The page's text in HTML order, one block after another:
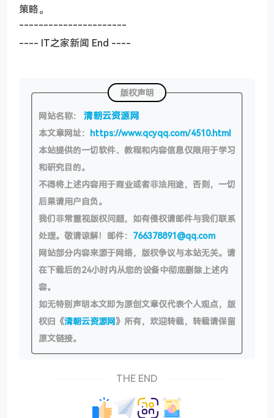
策略。
----------------------
---- IT之家新闻 End ----
版权声明
网站名称： 清朝云资源网
本文章网址： https://www.qcyqq.com/4510.html
本站提供的一切软件、教程和内容信息仅限用于学习
和研究目的。
不得将上述内容用于商业或者非法用途，否则，一切
后果请用户自负。
我们非常重视版权问题，如有侵权请邮件与我们联系
处理。敬请谅解！邮件： 766378891@qq.com
网站部分内容来源于网络，版权争议与本站无关。请
在下载后的24小时内从您的设备中彻底删除上述内
容。
如无特别声明本文即为原创文章仅代表个人观点，版
权归《清朝云资源网》所有，欢迎转载，转载请保留
原文链接。
THE END